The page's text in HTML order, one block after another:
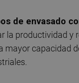
de envasado
la productividad y
capacidad